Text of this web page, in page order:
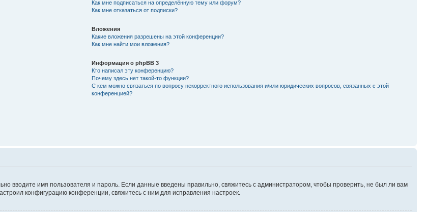
Как мне подписаться на определённую тему или форум?
Как мне отказаться от подписки?
Вложения
Какие вложения разрешены на этой конференции?
Как мне найти мои вложения?
Информация о phpBB 3
Кто написал эту конференцию?
Почему здесь нет такой-то функции?
С кем можно связаться по вопросу некорректного использования и/или юридических вопросов, связанных с этой
конференцией?
вводите имя пользователя и пароль. Если данные введены правильно, свяжитесь с администратором, чтобы проверить, не был ли вам
конфигурацию конференции, свяжитесь с ним для исправления настроек.